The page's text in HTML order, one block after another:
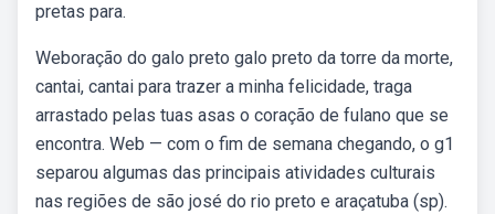
pretas para.
Weboração do galo preto galo preto da torre da morte,
cantai, cantai para trazer a minha felicidade, traga
arrastado pelas tuas asas o coração de fulano que se
encontra. Web — com o fim de semana chegando, o g1
separou algumas das principais atividades culturais
nas regiões de são josé do rio preto e araçatuba (sp).